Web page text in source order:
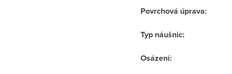
Povrchová úprava:
Typ náušnic:
Osázení: